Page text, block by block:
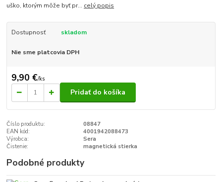
uško, ktorým môže byť pr... celý popis
Dostupnosť skladom
Nie sme platcovia DPH
9,90 €/ks
Pridať do košíka
Číslo produktu:
08847
EAN kód:
4001942088473
Výrobca:
Sera
Čistenie:
magnetická stierka
Podobné produkty